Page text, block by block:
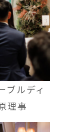
ルディ
理事